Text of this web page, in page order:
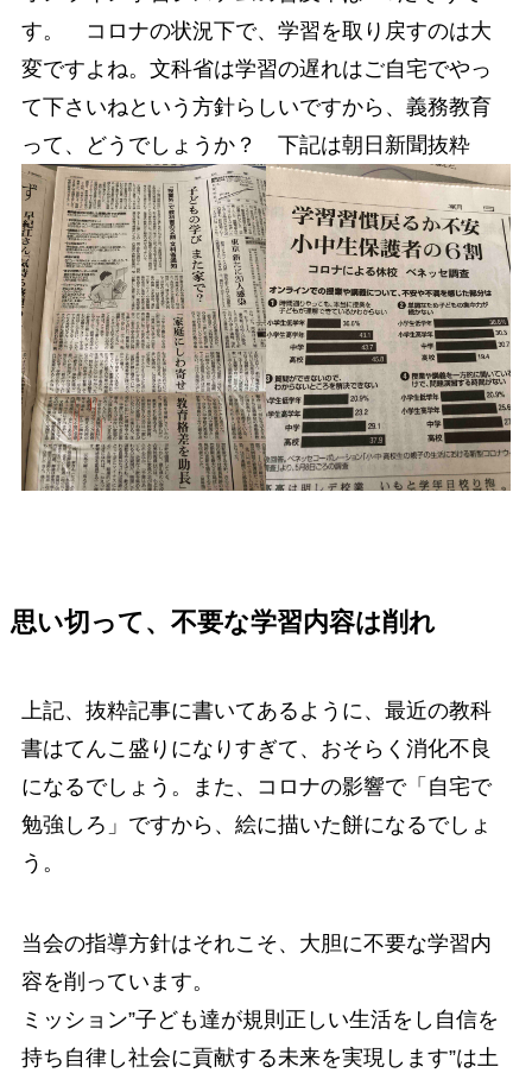
す。 コロナの状況下で、学習を取り戻すのは大
変ですよね。文科省は学習の遅れはご自宅でやっ
て下さいねという方針らしいですから、義務教育
って、どうでしょうか？ 下記は朝日新聞抜粋
思い切って、不要な学習内容は削れ
上記、抜粋記事に書いてあるように、最近の教科
書はてんこ盛りになりすぎて、おそらく消化不良
になるでしょう。また、コロナの影響で「自宅で
勉強しろ」ですから、絵に描いた餅になるでしょ
う。
当会の指導方針はそれこそ、大胆に不要な学習内
容を削っています。
ミッション”子ども達が規則正しい生活をし自信を
持ち自律し社会に貢献する未来を実現します”は土